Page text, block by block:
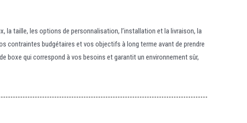
la taille, les options de personnalisation, l’installation et la livraison, la
contraintes budgétaires et vos objectifs à long terme avant de prendre
boxe qui correspond à vos besoins et garantit un environnement sûr,